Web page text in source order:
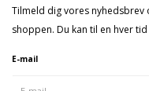
Tilmeld dig vores nyhedsbrev
shoppen. Du kan til en hver
E-mail